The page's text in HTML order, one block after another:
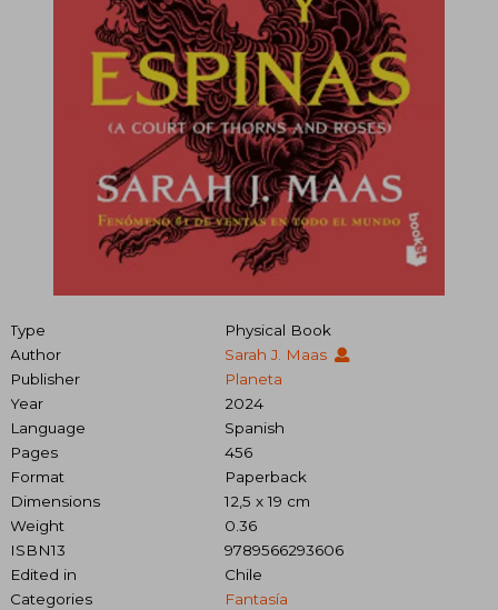
Type
Physical Book
Author
Sarah J. Maas
Publisher
Planeta
Year
2024
Language
Spanish
Pages
456
Format
Paperback
Dimensions
12,5 x 19 cm
Weight
0.36
ISBN13
9789566293606
Edited in
Chile
Categories
Fantasía